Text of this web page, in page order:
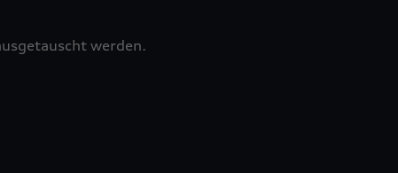
werden.